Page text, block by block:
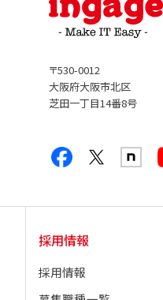
〒530-0012
大阪府大阪市北区
芝田一丁目14番8号
採用情報
採用情報